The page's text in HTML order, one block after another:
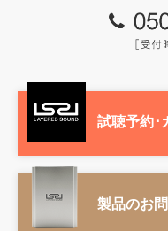
試聴予約･
製品のお